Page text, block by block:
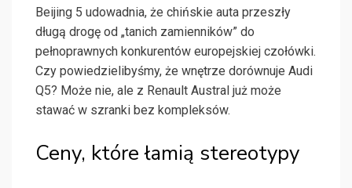
Beijing 5 udowadnia, że chińskie auta przeszły
długą drogę od „tanich zamienników” do
pełnoprawnych konkurentów europejskiej czołówki.
Czy powiedzielibyśmy, że wnętrze dorównuje Audi
Q5? Może nie, ale z Renault Austral już może
stawać w szranki bez kompleksów.
Ceny, które łamią stereotypy